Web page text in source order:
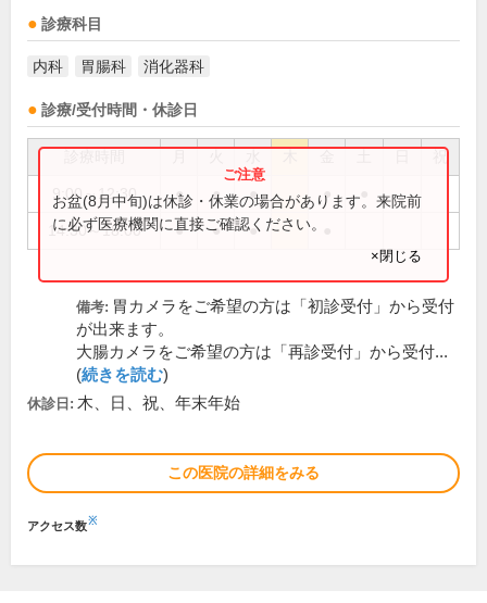
診療科目
内科 胃腸科 消化器科
診療/受付時間・休診日
祝
9:00～12:30 ● ● ● ●
14:30～18:00 ● ● ●
お盆(8月中旬)は休診・休業の場合があります。来院前
に必ず医療機関に直接ご確認ください。
×閉じる
備考: 胃カメラをご希望の方は「初診受付」から受付
が出来ます。
大腸カメラをご希望の方は「再診受付」から受付...
(続きを読む)
休診日: 木、日、祝、年末年始
この医院の詳細をみる
アクセス数※